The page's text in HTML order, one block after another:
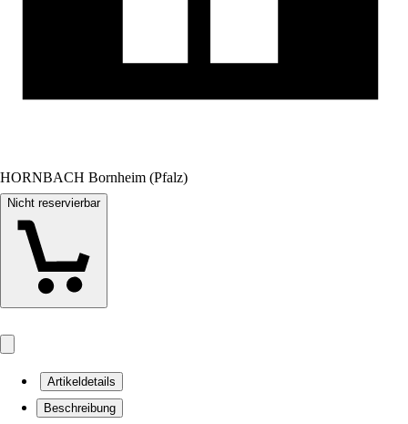
HORNBACH Bornheim (Pfalz)
Nicht reservierbar
Artikeldetails
Beschreibung